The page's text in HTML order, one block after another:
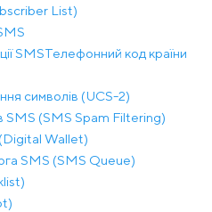
List)
SMSТелефонний код країни
символів (UCS-2)
SMS (SMS Spam Filtering)
Wallet)
SMS (SMS Queue)